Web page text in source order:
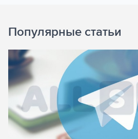
Популярные статьи